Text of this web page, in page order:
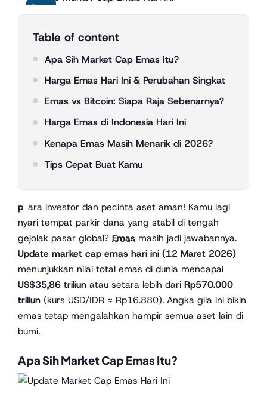
Emas
Table of content
Apa Sih Market Cap Emas Itu?
Harga Emas Hari Ini & Perubahan Singkat
Emas vs Bitcoin: Siapa Raja Sebenarnya?
Harga Emas di Indonesia Hari Ini
Kenapa Emas Masih Menarik di 2026?
Tips Cepat Buat Kamu
para investor dan pecinta aset aman! Kamu lagi
nyari tempat parkir dana yang stabil di tengah
gejolak pasar global? Emas masih jadi jawabannya.
Update market cap emas hari ini (12 Maret 2026)
menunjukkan nilai total emas di dunia mencapai
US$35,86 triliun atau setara lebih dari Rp570.000
triliun (kurs USD/IDR ≈ Rp16.880). Angka gila ini bikin
emas tetap mengalahkan hampir semua aset lain di
bumi.
Apa Sih Market Cap Emas Itu?